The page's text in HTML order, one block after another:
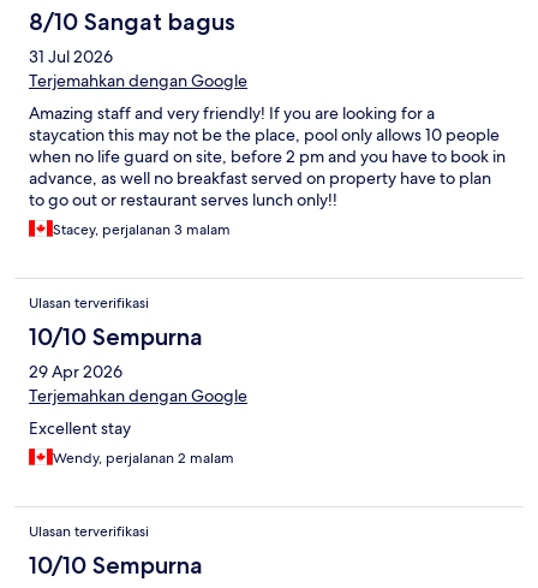
8/10 Sangat bagus
31 Jul 2026
Terjemahkan dengan Google
Amazing staff and very friendly! If you are looking for a
staycation this may not be the place, pool only allows 10 people
when no life guard on site, before 2 pm and you have to book in
advance, as well no breakfast served on property have to plan
to go out or restaurant serves lunch only!!
Stacey, perjalanan 3 malam
Ulasan terverifikasi
10/10 Sempurna
29 Apr 2026
Terjemahkan dengan Google
Excellent stay
Wendy, perjalanan 2 malam
Ulasan terverifikasi
10/10 Sempurna